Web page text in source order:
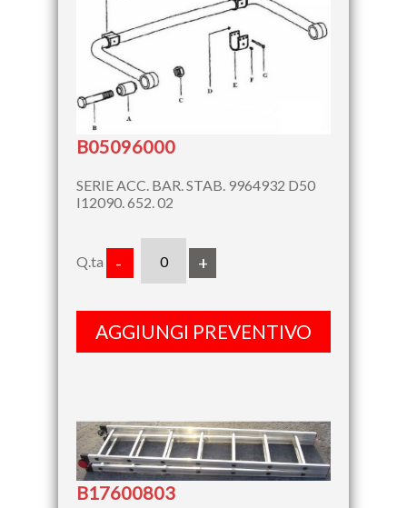
B05096000
SERIE ACC. BAR. STAB. 9964932 D50
I12090. 652. 02
Q.ta - +
AGGIUNGI PREVENTIVO
B17600803